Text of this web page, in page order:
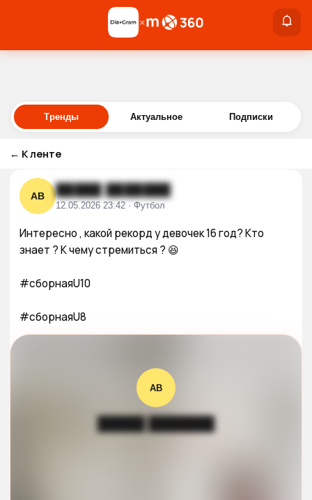
Войти
×
Тренды Актуальное Подписки
← К ленте
АВ █████ ███████
12.05.2026 23:42 · Футбол
Интересно , какой рекорд у девочек 16 год? Кто
знает ? К чему стремиться ? 😆
#сборнаяU10
#сборнаяU8
АВ
█████ ███████